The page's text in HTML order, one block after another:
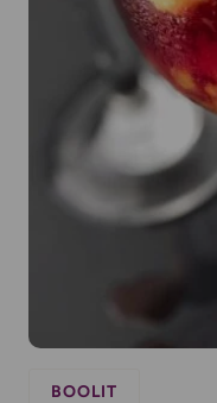
BOOLIT